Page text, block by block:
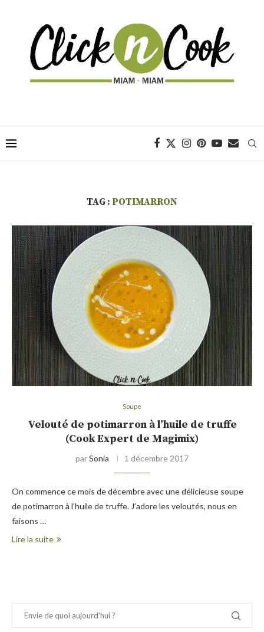
TAG : POTIMARRON
Soupe
Velouté de potimarron à l’huile de truffe
(Cook Expert de Magimix)
parSonia 1 décembre 2017
On commence ce mois de décembre avec une délicieuse soupe
de potimarron à l’huile de truffe. J’adore les veloutés, nous en
faisons …
Lire la suite